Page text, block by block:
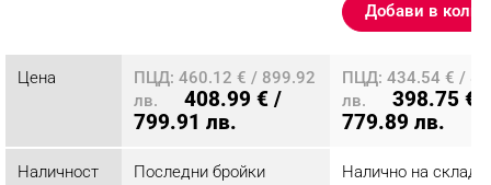
Добави в
Цена
ПЦД: 460.12 € / 899.92
лв.
408.99 € /
799.91 лв.
ПЦД: 434.54 € /
лв.
398.75 € /
779.89 лв.
Наличност Последни бройки Налично на склад